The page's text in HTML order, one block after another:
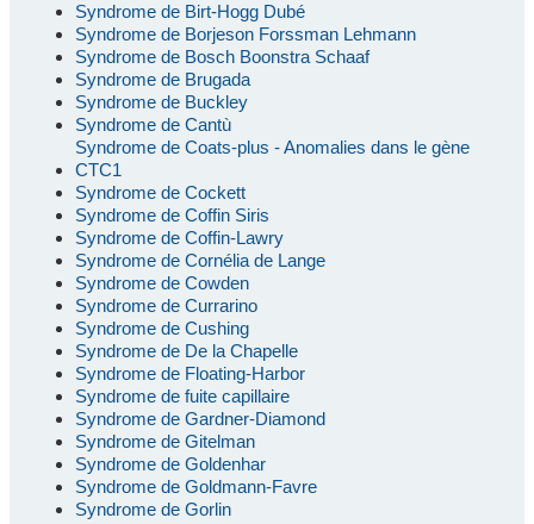
Syndrome de Birt-Hogg Dubé
Syndrome de Borjeson Forssman Lehmann
Syndrome de Bosch Boonstra Schaaf
Syndrome de Brugada
Syndrome de Buckley
Syndrome de Cantù
Syndrome de Coats-plus - Anomalies dans le gène
CTC1
Syndrome de Cockett
Syndrome de Coffin Siris
Syndrome de Coffin-Lawry
Syndrome de Cornélia de Lange
Syndrome de Cowden
Syndrome de Currarino
Syndrome de Cushing
Syndrome de De la Chapelle
Syndrome de Floating-Harbor
Syndrome de fuite capillaire
Syndrome de Gardner-Diamond
Syndrome de Gitelman
Syndrome de Goldenhar
Syndrome de Goldmann-Favre
Syndrome de Gorlin